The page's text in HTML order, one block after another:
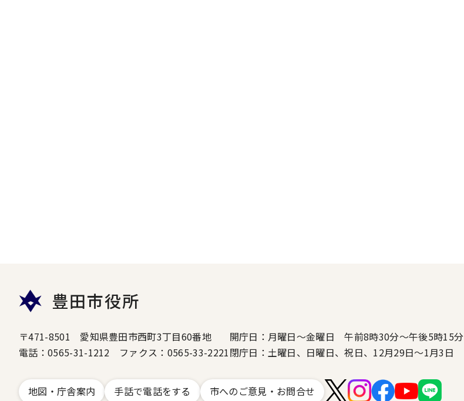
豊田市役所
〒471-8501 愛知県豊田市西町3丁目60番地
電話：0565-31-1212 ファクス：0565-33-2221
開庁日：月曜日～金曜日 午前8時30分～午後5時15分
閉庁日：土曜日、日曜日、祝日、12月29日～1月3日
地図・庁舎案内 手話で電話をする 市へのご意見・お問合せ